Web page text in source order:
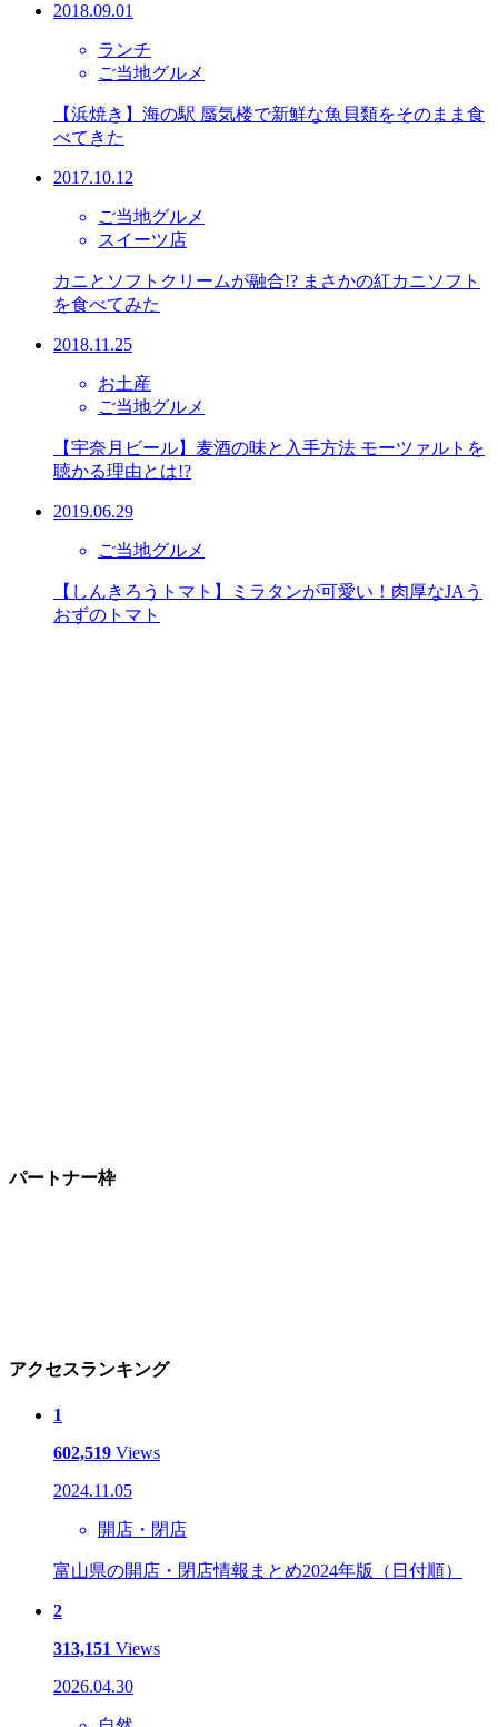
2018.09.01
ランチ
ご当地グルメ
【浜焼き】海の駅 蜃気楼で新鮮な魚貝類をそのまま食
べてきた
2017.10.12
ご当地グルメ
スイーツ店
カニとソフトクリームが融合!? まさかの紅カニソフト
を食べてみた
2018.11.25
お土産
ご当地グルメ
【宇奈月ビール】麦酒の味と入手方法 モーツァルトを
聴かる理由とは!?
2019.06.29
ご当地グルメ
【しんきろうトマト】ミラタンが可愛い！肉厚なJAう
おずのトマト
パートナー枠
アクセスランキング
1
602,519 Views
2024.11.05
開店・閉店
富山県の開店・閉店情報まとめ2024年版（日付順）
2
313,151 Views
2026.04.30